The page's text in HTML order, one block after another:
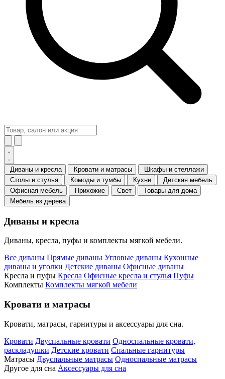
Диваны и кресла Кровати и матрасы
Шкафы и стеллажи
Столы и стулья
Комоды и тумбы Кухни
Детская мебель
Офисная мебель
Прихожие Свет
Товары для дома
Мебель из дерева
Диваны и кресла
Диваны, кресла, пуфы и комплекты мягкой мебели.
Все диваны Прямые диваны Угловые диваны Кухонные
диваны и уголки Детские диваны Офисные диваны
Кресла и пуфы Кресла Офисные кресла и стулья Пуфы
Комплекты Комплекты мягкой мебели
Кровати и матрасы
Кровати, матрасы, гарнитуры и аксессуары для сна.
Кровати Двуспальные кровати Односпальные кровати,
раскладушки Детские кровати Спальные гарнитуры
Матрасы Двуспальные матрасы Односпальные матрасы
Другое для сна Аксессуары для сна